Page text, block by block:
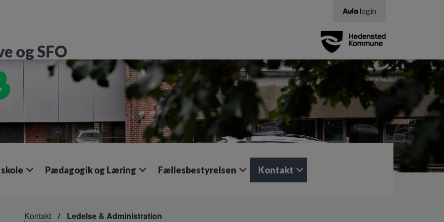
og SFO
login
Pædagogik og Læring Fællesbestyrelsen Kontakt
Kontakt Ledelse & Administration